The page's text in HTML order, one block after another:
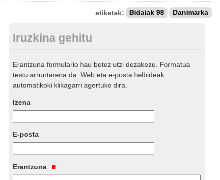
etiketak: Bidaiak 98 Danimarka
Iruzkina gehitu
Erantzuna formulario hau betez utzi dezakezu. Formatua
testu arruntarena da. Web eta e-posta helbideak
automatikoki klikagarri agertuko dira.
Izena
E-posta
Erantzuna